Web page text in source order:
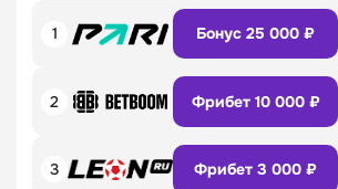
1 Бонус 25 000 ₽
2 Фрибет 10 000 ₽
3 Фрибет 3 000 ₽